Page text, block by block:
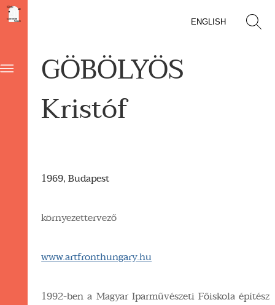
ENGLISH
GÖBÖLYÖS
Kristóf
1969, Budapest
környezettervező
www.artfronthungary.hu
1992-ben a Magyar Iparművészeti Főiskola építész